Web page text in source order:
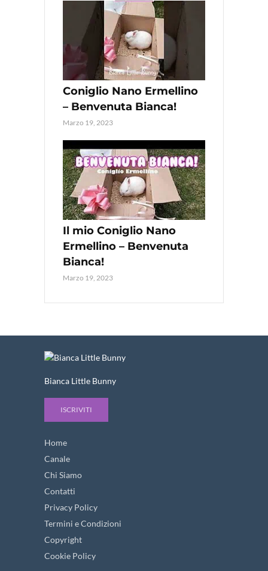
Coniglio Nano Ermellino
– Benvenuta Bianca!
Marzo 19, 2023
Il mio Coniglio Nano
Ermellino – Benvenuta
Bianca!
Marzo 19, 2023
Bianca Little Bunny
ISCRIVITI
Home
Canale
Chi Siamo
Contatti
Privacy Policy
Termini e Condizioni
Copyright
Cookie Policy